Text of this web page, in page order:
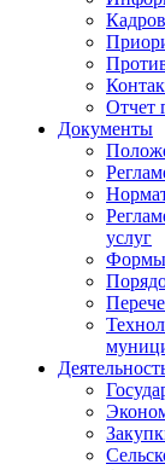
Отчет
Документы
услуг
Формы